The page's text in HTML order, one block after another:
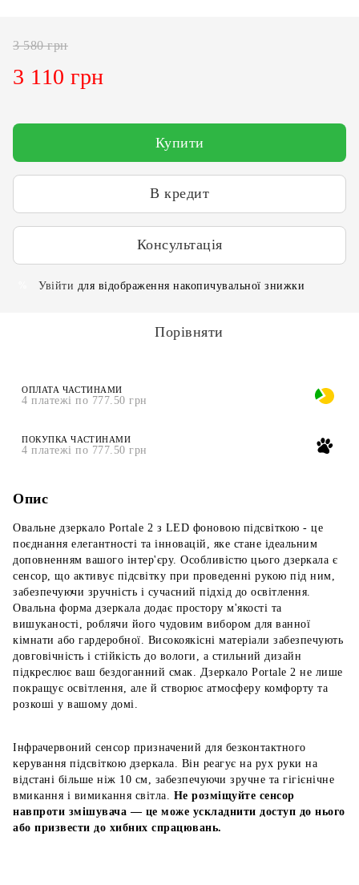
3 110 грн
3 580 грн
Купити
В кредит
Консультація
Увійти для відображення накопичувальної знижки
Порівняти
ОПЛАТА ЧАСТИНАМИ
4 платежі по 777.50 грн
ПОКУПКА ЧАСТИНАМИ
4 платежі по 777.50 грн
Опис
Овальне дзеркало Portale 2 з LED фоновою підсвіткою - це
поєднання елегантності та інновацій, яке стане ідеальним
доповненням вашого інтер'єру. Особливістю цього дзеркала є
сенсор, що активує підсвітку при проведенні рукою під ним,
забезпечуючи зручність і сучасний підхід до освітлення.
Овальна форма дзеркала додає простору м'якості та
вишуканості, роблячи його чудовим вибором для ванної
кімнати або гардеробної. Високоякісні матеріали забезпечують
довговічність і стійкість до вологи, а стильний дизайн
підкреслює ваш бездоганний смак. Дзеркало Portale 2 не лише
покращує освітлення, але й створює атмосферу комфорту та
розкоші у вашому домі.
Інфрачервоний сенсор призначений для безконтактного
керування підсвіткою дзеркала. Він реагує на рух руки на
відстані більше ніж 10 см, забезпечуючи зручне та гігієнічне
вмикання і вимикання світла. Не розміщуйте сенсор
навпроти змішувача — це може ускладнити доступ до нього
або призвести до хибних спрацювань.